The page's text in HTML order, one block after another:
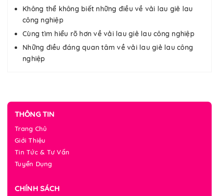
Không thể không biết những điều về vải lau giẻ lau
công nghiệp
Cùng tìm hiểu rõ hơn về vải lau giẻ lau công nghiệp
Những điều đáng quan tâm về vải lau giẻ lau công
nghiệp
THÔNG TIN
Trang Chủ
Giới Thiệu
Tin Tức & Tư Vấn
Tuyển Dụng
CHÍNH SÁCH